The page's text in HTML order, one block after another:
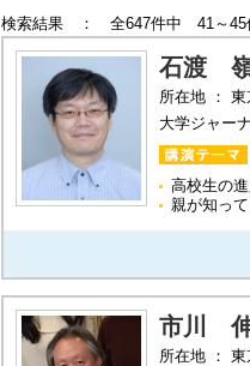
検索結果 ： 全647件中 41～45
石渡
所在地 ：
大学ジャー
高校生の
親が知っ
市川
所在地 ：